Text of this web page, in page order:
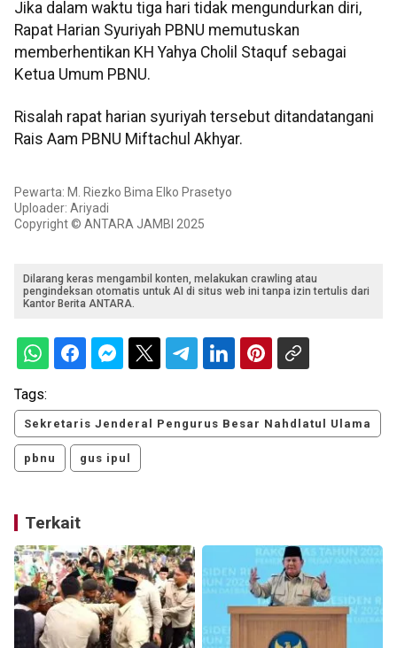
Jika dalam waktu tiga hari tidak mengundurkan diri,
Rapat Harian Syuriyah PBNU memutuskan
memberhentikan KH Yahya Cholil Staquf sebagai
Ketua Umum PBNU.
Risalah rapat harian syuriyah tersebut ditandatangani
Rais Aam PBNU Miftachul Akhyar.
Pewarta: M. Riezko Bima Elko Prasetyo
Uploader: Ariyadi
Copyright © ANTARA JAMBI 2025
Dilarang keras mengambil konten, melakukan crawling atau
pengindeksan otomatis untuk AI di situs web ini tanpa izin tertulis dari
Kantor Berita ANTARA.
Tags:
Sekretaris Jenderal Pengurus Besar Nahdlatul Ulama
pbnu gus ipul
Terkait